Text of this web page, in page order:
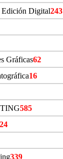
Edición Digital243
Gráficas62
16
585
24
339